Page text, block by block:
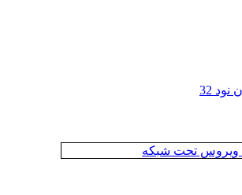
32
ویروس تحت شبکه